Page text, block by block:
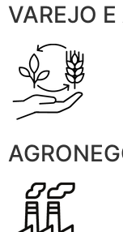
VAREJO